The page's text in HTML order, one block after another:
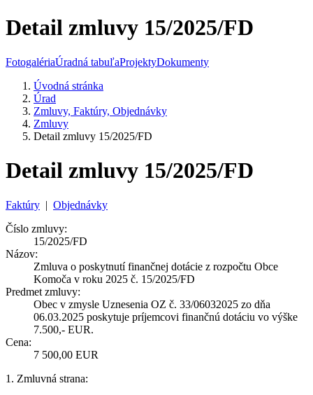
Detail zmluvy 15/2025/FD
FotogalériaÚradná tabuľaProjektyDokumenty
Úvodná stránka
Úrad
Zmluvy, Faktúry, Objednávky
Zmluvy
Detail zmluvy 15/2025/FD
Detail zmluvy 15/2025/FD
Faktúry | Objednávky
Číslo zmluvy:
15/2025/FD
Názov:
Zmluva o poskytnutí finančnej dotácie z rozpočtu Obce
Komoča v roku 2025 č. 15/2025/FD
Predmet zmluvy:
Obec v zmysle Uznesenia OZ č. 33/06032025 zo dňa
06.03.2025 poskytuje príjemcovi finančnú dotáciu vo výške
7.500,- EUR.
Cena:
7 500,00 EUR
1. Zmluvná strana: